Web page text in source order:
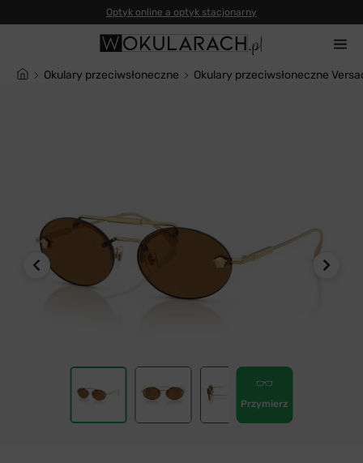
Okulary przeciwsłoneczne Okulary przeciwsłoneczne
Przymierz